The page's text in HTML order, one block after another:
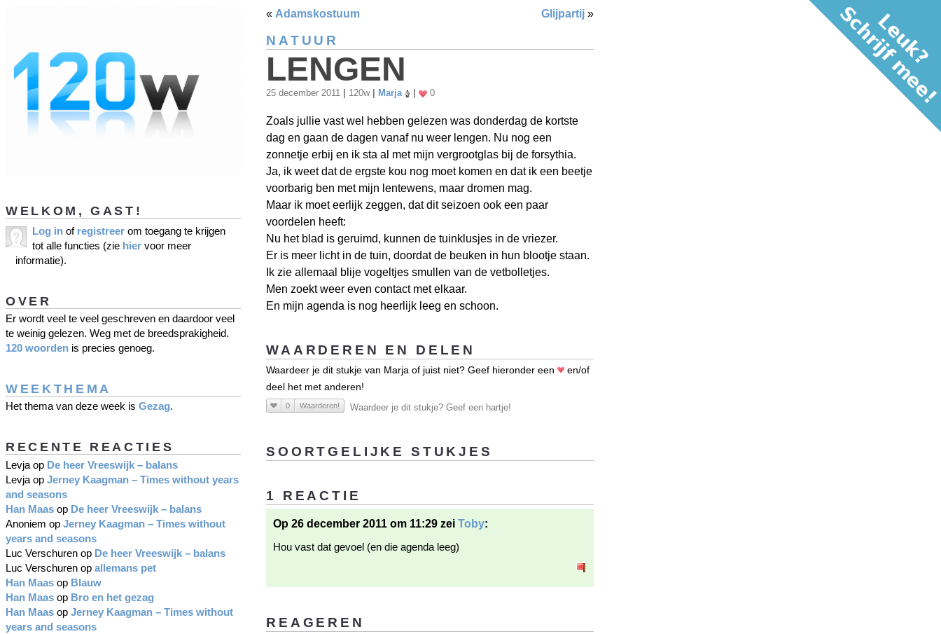
« Adamskostuum Glijpartij »
NATUUR
LENGEN
25 december 2011 120w Marja 0
Zoals jullie vast wel hebben gelezen was donderdag de kortste
dag en gaan de dagen vanaf nu weer lengen. Nu nog een
zonnetje erbij en ik sta al met mijn vergrootglas bij de forsythia.
Ja, ik weet dat de ergste kou nog moet komen en dat ik een beetje
voorbarig ben met mijn lentewens, maar dromen mag.
Maar ik moet eerlijk zeggen, dat dit seizoen ook een paar
voordelen heeft:
Nu het blad is geruimd, kunnen de tuinklusjes in de vriezer.
Er is meer licht in de tuin, doordat de beuken in hun blootje staan.
Ik zie allemaal blije vogeltjes smullen van de vetbolletjes.
Men zoekt weer even contact met elkaar.
En mijn agenda is nog heerlijk leeg en schoon.
WAARDEREN EN DELEN
Waardeer je dit stukje van Marja of juist niet? Geef hieronder een
en/of
deel het met anderen!
0 Waarderen! Waardeer je dit stukje? Geef een hartje!
SOORTGELIJKE STUKJES
1 REACTIE
Op 26 december 2011 om 11:29 zei Toby:
Hou vast dat gevoel (en die agenda leeg)
REAGEREN
WELKOM, GAST!
Log in of registreer om toegang te krijgen
tot alle functies (zie hier voor meer
informatie).
OVER
Er wordt veel te veel geschreven en daardoor veel
te weinig gelezen. Weg met de breedsprakigheid.
120 woorden is precies genoeg.
WEEKTHEMA
Het thema van deze week is Gezag.
RECENTE REACTIES
Levja op De heer Vreeswijk – balans
Levja op Jerney Kaagman – Times without years
and seasons
Han Maas op De heer Vreeswijk – balans
Anoniem op Jerney Kaagman – Times without
years and seasons
Luc Verschuren op De heer Vreeswijk – balans
Luc Verschuren op allemans pet
Han Maas op Blauw
Han Maas op Bro en het gezag
Han Maas op Jerney Kaagman – Times without
years and seasons